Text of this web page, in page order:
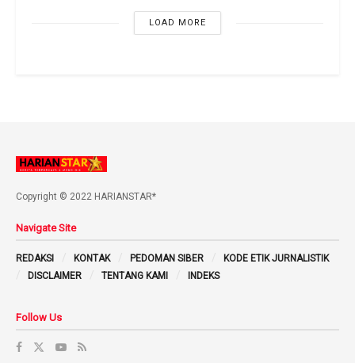
LOAD MORE
Copyright © 2022 HARIANSTAR*
Navigate Site
REDAKSI KONTAK PEDOMAN SIBER
KODE ETIK JURNALISTIK
DISCLAIMER
TENTANG KAMI INDEKS
Follow Us